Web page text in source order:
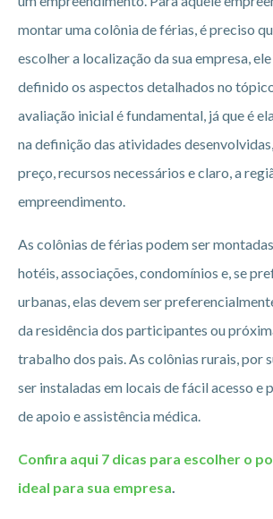
montar uma colônia de férias, é preciso
escolher a localização da sua empresa,
definido os aspectos detalhados no
avaliação inicial é fundamental, já que é
na definição das atividades
preço, recursos necessários e claro, a
empreendimento.
As colônias de férias podem ser
hotéis, associações, condomínios e, se
urbanas, elas devem ser
da residência dos participantes ou
trabalho dos pais. As colônias rurais, por
ser instaladas em locais de fácil acesso e
de apoio e assistência médica.
Confira aqui 7 dicas para escolher o
ideal para sua empresa